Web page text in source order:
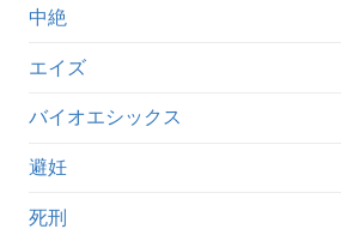
中絶
エイズ
バイオエシックス
避妊
死刑